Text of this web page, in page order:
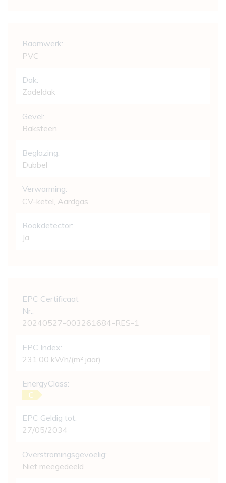
Raamwerk:
PVC
Dak:
Zadeldak
Gevel:
Baksteen
Beglazing:
Dubbel
Verwarming:
CV-ketel, Aardgas
Rookdetector:
Ja
EPC Certificaat
Nr.:
20240527-003261684-RES-1
EPC Index:
231,00 kWh/(m² jaar)
EnergyClass:
C
EPC Geldig tot:
27/05/2034
Overstromingsgevoelig:
Niet meegedeeld